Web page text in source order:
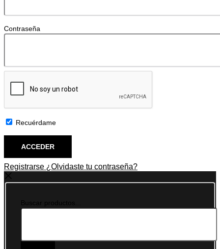
Contraseña
Recuérdame
Registrarse ¿Olvidaste tu contraseña?
Buscar productos...